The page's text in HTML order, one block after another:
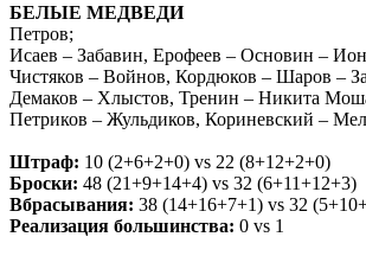
БЕЛЫЕ МЕДВЕДИ
Петров;
Исаев – Забавин, Ерофеев – Основин –
Чистяков – Войнов, Кордюков – Шаров –
Демаков – Хлыстов, Тренин – Никита
Петриков – Жульдиков, Кориневский –
Штраф: 10 (2+6+2+0) vs 22 (8+12+2+0)
Броски: 48 (21+9+14+4) vs 32 (6+11+12+3)
Вбрасывания: 38 (14+16+7+1) vs 32
Реализация большинства: 0 vs 1